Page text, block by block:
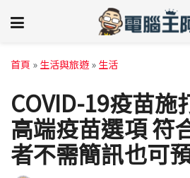
首頁 » 生活與旅遊 » 生活
COVID-19疫苗施
高端疫苗選項 符
者不需簡訊也可